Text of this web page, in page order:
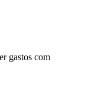
gastos com